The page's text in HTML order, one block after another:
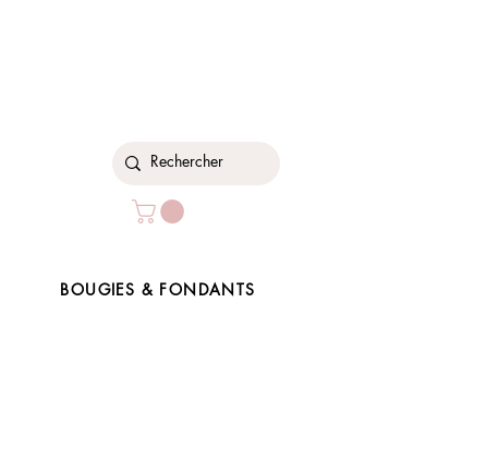
BOUGIES & FONDANTS